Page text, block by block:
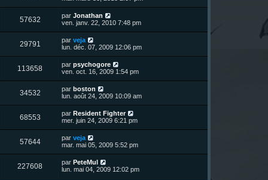
e
s
s
a
s
e
r
m
e
s
s
a
u
i
e
r
m
e
s
s
a
57632V
u
s
D
e
i
e
r
m
e
s
s
a
par Jonathan
ven. janv. 22, 2010 7:48 pm
29791
u
s
D
e
i
e
r
m
e
s
s
a
par veja
lun. déc. 07, 2009 12:06 pm
113658V
u
D
e
i
e
r
m
e
s
s
a
par psychogore
ven. oct. 16, 2009 1:54 pm
34532V
u
s
D
e
i
e
r
m
e
s
s
a
par boston
lun. août 24, 2009 10:09 am
68553V
u
s
D
e
i
e
r
m
e
par Resident Fighter
mer. juin 24, 2009 6:21 pm
57644V
u
D
e
i
e
par veja
mar. mai 05, 2009 5:52 pm
227608V
D
e
par PeteMul
lun. mai 04, 2009 12:02 pm